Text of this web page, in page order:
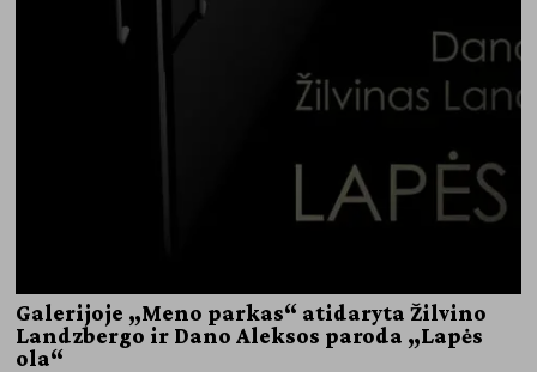
Galerijoje „Meno parkas“ atidaryta Žilvino
Landzbergo ir Dano Aleksos paroda „Lapės
ola“